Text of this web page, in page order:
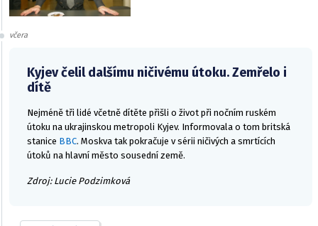
včera
Kyjev čelil dalšímu ničivému útoku. Zemřelo i
dítě
Nejméně tři lidé včetně dítěte přišli o život při nočním ruském
útoku na ukrajinskou metropoli Kyjev. Informovala o tom britská
stanice BBC. Moskva tak pokračuje v sérii ničivých a smrtících
útoků na hlavní město sousední země.
Zdroj: Lucie Podzimková